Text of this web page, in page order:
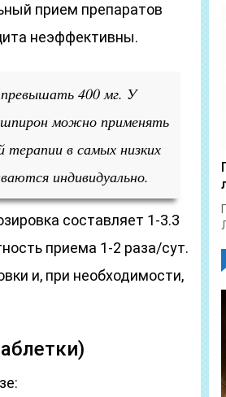
прием препаратов
неэффективны.
400 мг. У
можно применять
в самых низких
индивидуально.
составляет 1-3.3
приема 1-2 раза/сут.
и, при необходимости,